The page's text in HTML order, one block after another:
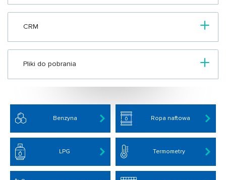
CRM
Pliki do pobrania
Benzyna Ropa naftowa
LPG Termometry